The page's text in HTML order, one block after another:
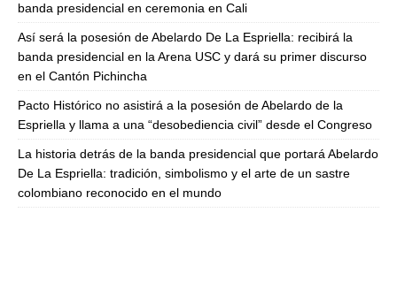
banda presidencial en ceremonia en Cali
Así será la posesión de Abelardo De La Espriella: recibirá la
banda presidencial en la Arena USC y dará su primer discurso
en el Cantón Pichincha
Pacto Histórico no asistirá a la posesión de Abelardo de la
Espriella y llama a una “desobediencia civil” desde el Congreso
La historia detrás de la banda presidencial que portará Abelardo
De La Espriella: tradición, simbolismo y el arte de un sastre
colombiano reconocido en el mundo